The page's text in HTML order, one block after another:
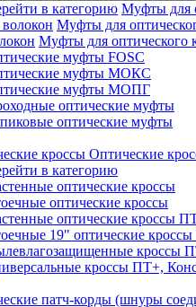
в категорию Муфты для
волокон Муфты для
Муфты для оптического
муфты FOSC
муфты МОКС
муфты МОПГ
оптические муфты
оптические муфты
Оптические
в категорию
оптические кроссы
оптические кроссы
оптические кроссы
19" оптические
кроссы
кроссы ПТ+,